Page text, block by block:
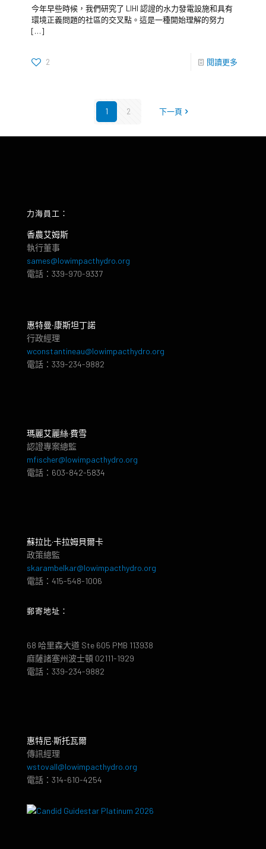
今年早些時候，我們研究了 LIHI 認證的水力發電設施和具有
環境正義問題的社區的交叉點。這是一種開始理解的努力
[…]
2 閱讀更多
1 2 下一頁
力海員工：
香農艾姆斯
執行董事
sames@lowimpacthydro.org
電話：339-970-9337
惠特曼‧康斯坦丁諾
行政經理
wconstantineau@lowimpacthydro.org
電話：339-234-9882
瑪麗艾麗絲·費雪
認證專案總監
mfischer@lowimpacthydro.org
電話：603-842-5834
蘇拉比·卡拉姆貝爾卡
政策總監
skarambelkar@lowimpacthydro.org
電話：415-548-1006
郵寄地址：
68 哈里森大道 Ste 605 PMB 113938
麻薩諸塞州波士頓 02111-1929
電話：339-234-9882
惠特尼·斯托瓦爾
傳訊經理
wstovall@lowimpacthydro.org
電話：314-610-4254